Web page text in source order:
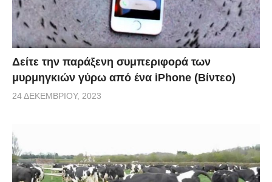
Δείτε την παράξενη συμπεριφορά των
μυρμηγκιών γύρω από ένα iPhone (Βίντεο)
24 ΔΕΚΕΜΒΡΊΟΥ, 2023